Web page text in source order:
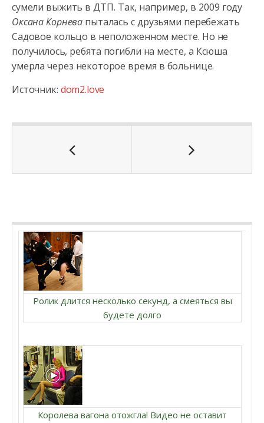
сумели выжить в ДТП. Так, например, в 2009 году
Оксана Корнева пыталась с друзьями перебежать
Садовое кольцо в неположенном месте. Но не
получилось, ребята погибли на месте, а Ксюша
умерла через некоторое время в больнице.
Источник: dom2.love
Ролик длится несколько секунд, а смеяться вы
будете долго
Королева вагона отожгла! Видео не оставит